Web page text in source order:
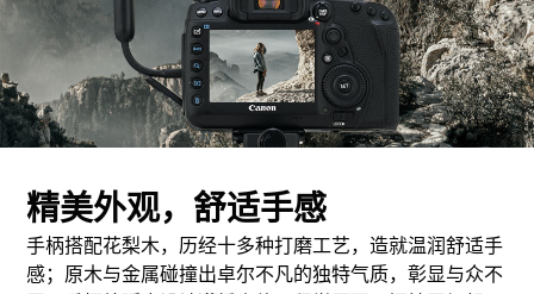
精美外观，舒适手感
手柄搭配花梨木，历经十多种打磨工艺，造就温润舒适手
感；原木与金属碰撞出卓尔不凡的独特气质，彰显与众不